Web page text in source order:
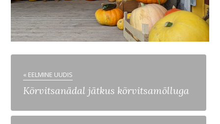
« EELMINE UUDIS
Kõrvitsanädal jätkus kõrvitsamölluga